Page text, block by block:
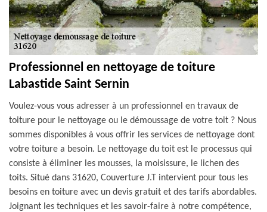
Professionnel en nettoyage de toiture
Labastide Saint Sernin
Voulez-vous vous adresser à un professionnel en travaux de
toiture pour le nettoyage ou le démoussage de votre toit ? Nous
sommes disponibles à vous offrir les services de nettoyage dont
votre toiture a besoin. Le nettoyage du toit est le processus qui
consiste à éliminer les mousses, la moisissure, le lichen des
toits. Situé dans 31620, Couverture J.T intervient pour tous les
besoins en toiture avec un devis gratuit et des tarifs abordables.
Joignant les techniques et les savoir-faire à notre compétence,